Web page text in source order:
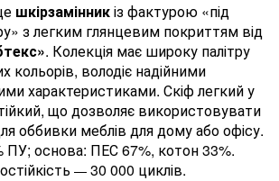
шкірзамінникіз фактурою «під
з легким глянцевим покриттям від
. Колекція має широку палітру
кольорів, володіє надійними
характеристиками. Скіф легкий у
що дозволяє використовувати
оббивки меблів для дому або офісу.
ПУ; основа: ПЕС 67%, котон 33%.
— 30 000 циклів.